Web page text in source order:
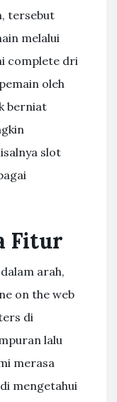
tersebut
melalui
complete dri
oleh
berniat
slot
Fitur
arah,
on the web
di
lalu
merasa
mengetahui